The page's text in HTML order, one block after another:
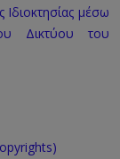
μέσω
Δικτύου του